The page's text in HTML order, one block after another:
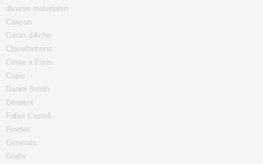
diverse materialen
Canson
Caran d'Ache
Clairefontaine
Conte a Paris
Copic
Daniel Smith
Derwent
Faber Castell
Finetec
Generals
Grafix